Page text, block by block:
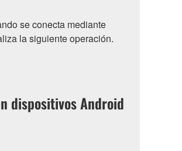
se conecta mediante
la siguiente operación.
dispositivos Android